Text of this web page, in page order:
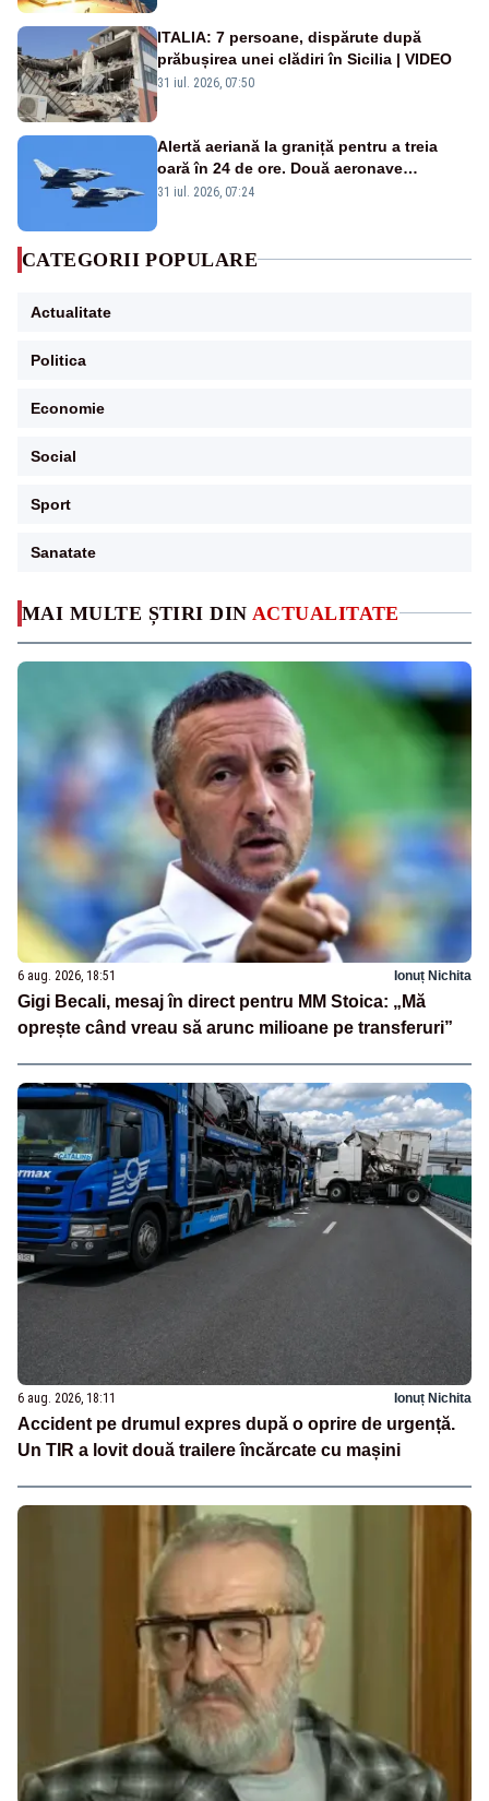
MAI MULTE ȘTIRI DIN ACTUALITATE
6 aug. 2026, 18:51 Ionuț Nichita
Gigi Becali, mesaj în direct pentru MM Stoica: „Mă
oprește când vreau să arunc milioane pe transferuri”
6 aug. 2026, 18:11 Ionuț Nichita
Accident pe drumul expres după o oprire de urgență.
Un TIR a lovit două trailere încărcate cu mașini
ITALIA: 7 persoane, dispărute după
prăbușirea unei clădiri în Sicilia | VIDEO
31 iul. 2026, 07:50
Alertă aeriană la graniță pentru a treia
oară în 24 de ore. Două aeronave
Eurofighter britanice au fost ridicate de la
31 iul. 2026, 07:24
CATEGORII POPULARE
Actualitate
Politica
Economie
Social
Sport
Sanatate